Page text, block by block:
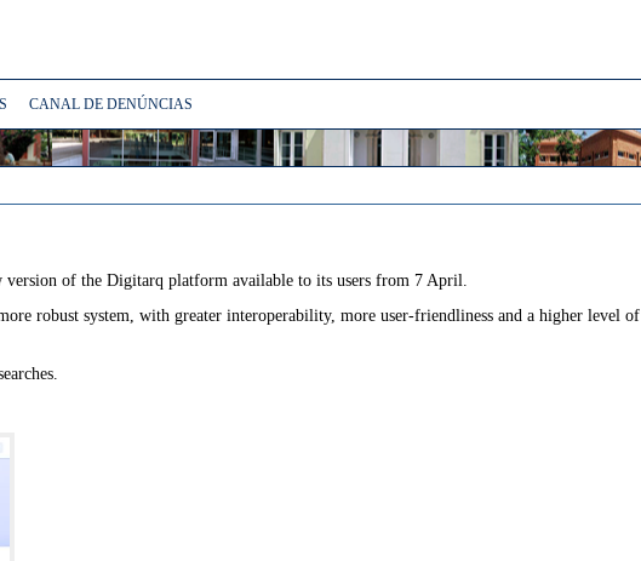
CANAL DE DENÚNCIAS
of the Digitarq platform available to its users from 7 April.
robust system, with greater interoperability, more user-friendliness and a higher level of